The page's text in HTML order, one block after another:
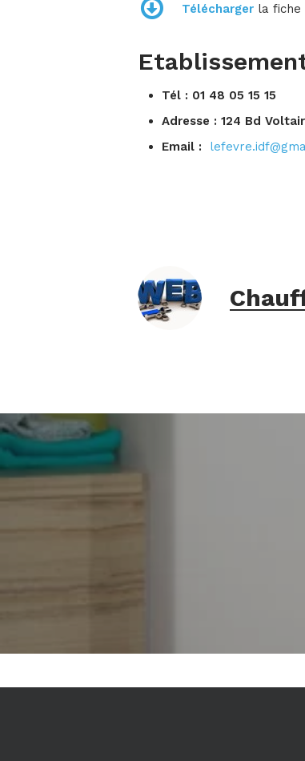
Télécharger la fiche
Tél : 01 48 05 15 15
Adresse :124 Bd
Email :